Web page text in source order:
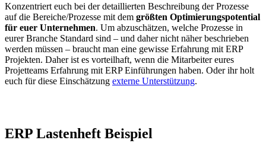
Konzentriert euch bei der detaillierten Beschreibung der Prozesse
auf die Bereiche/Prozesse mit dem größten Optimierungspotential
für euer Unternehmen. Um abzuschätzen, welche Prozesse in
eurer Branche Standard sind – und daher nicht näher beschrieben
werden müssen – braucht man eine gewisse Erfahrung mit ERP
Projekten. Daher ist es vorteilhaft, wenn die Mitarbeiter eures
Projetteams Erfahrung mit ERP Einführungen haben. Oder ihr holt
euch für diese Einschätzung externe Unterstützung.
ERP Lastenheft Beispiel